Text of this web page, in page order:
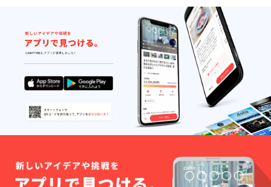
捉え方が広がっている
ことを感じました。今
後この活動を通して、
これから教育に関わっ
ていく人達が持つ教育
のイメージや可能性を
広げられるという確証
を得るとともに、これ
からの教育を新しい世
することができるので
はないかと感じていま